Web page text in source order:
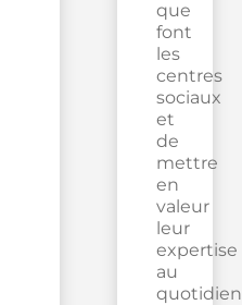
que
font
les
centres
sociaux
et
de
mettre
en
valeur
leur
expertise
au